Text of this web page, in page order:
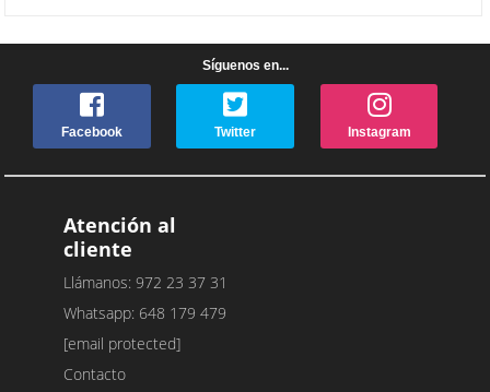
Síguenos en...
Facebook Twitter Instagram
Atención al
cliente
Llámanos: 972 23 37 31
Whatsapp: 648 179 479
[email protected]
Contacto